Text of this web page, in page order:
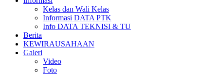
Kelas dan Wali Kelas
Informasi DATA PTK
Info DATA TEKNISI & TU
Berita
KEWIRAUSAHAAN
Galeri
Video
Foto